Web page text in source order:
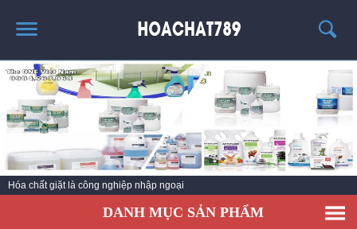
TRANG CHỦ
SẢN PHẨM HÓT
THÔNG TIN VỀ HÓA CHẤT
TIN TỨC
SẢN PHẨM
Hóa chất giặt là công nghiệp nhập ngoại
DANH MỤC SẢN PHẨM